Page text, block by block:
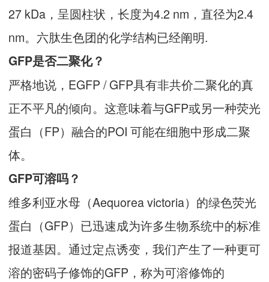
27 kDa，呈圆柱状，长度为4.2 nm，直径为2.4
nm。六肽生色团的化学结构已经阐明.
GFP是否二聚化？
严格地说，EGFP / GFP具有非共价二聚化的真
正不平凡的倾向。这意味着与GFP或另一种荧光
蛋白（FP）融合的POI 可能在细胞中形成二聚
体。
GFP可溶吗？
维多利亚水母（Aequorea victoria）的绿色荧光
蛋白（GFP）已迅速成为许多生物系统中的标准
报道基因。通过定点诱变，我们产生了一种更可
溶的密码子修饰的GFP，称为可溶修饰的